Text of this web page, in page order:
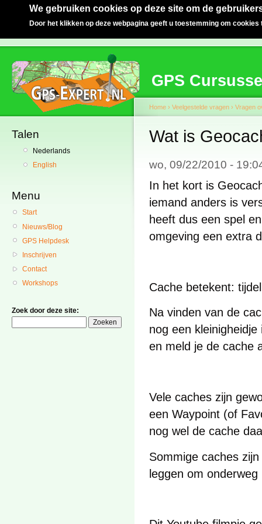
We gebruiken cookies op deze site om de
Door het klikken op deze webpagina geeft u toestemming om cookies
GPS
Talen
Nederlands
English
Menu
Start
Nieuws/Blog
GPS Helpdesk
Inschrijven
Contact
Workshops
Zoek door deze site:
Home › Veelgestelde vragen › Vragen
Wat is
wo, 09/22/2010 -
In het kort is
iemand anders is
heeft dus een spel
omgeving een extra
Cache betekent:
Na vinden van de
nog een
en meld je de cache
Vele caches zijn
een Waypoint (of
nog wel de cache
Sommige caches
leggen om